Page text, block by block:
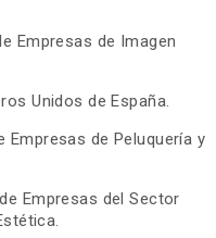
Empresas de Imagen
Unidos de España.
Empresas de Peluquería y
Empresas del Sector